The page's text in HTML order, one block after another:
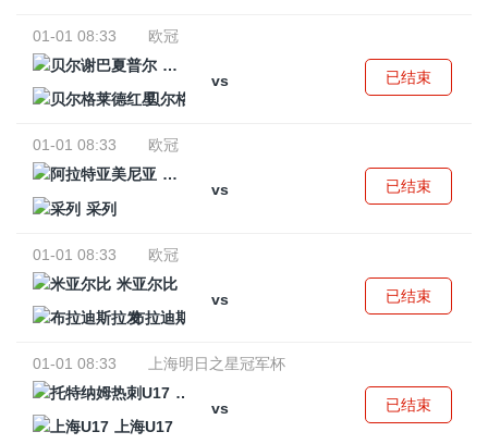
01-01 08:33
欧冠
贝尔谢巴夏普尔
vs
贝尔格莱德红星
已结束
01-01 08:33
欧冠
阿拉特亚美尼亚
vs
采列
已结束
01-01 08:33
欧冠
米亚尔比
vs
布拉迪斯拉发
已结束
01-01 08:33
上海明日之星冠军杯
托特纳姆热刺U17
vs
上海U17
已结束